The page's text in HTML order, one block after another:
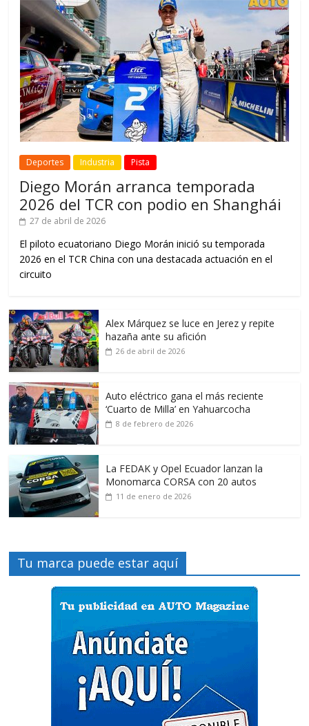
Deportes Industria Pista
Diego Morán arranca temporada
2026 del TCR con podio en Shanghái
27 de abril de 2026
El piloto ecuatoriano Diego Morán inició su temporada
2026 en el TCR China con una destacada actuación en el
circuito
Alex Márquez se luce en Jerez y repite
hazaña ante su afición
26 de abril de 2026
Auto eléctrico gana el más reciente
‘Cuarto de Milla’ en Yahuarcocha
8 de febrero de 2026
La FEDAK y Opel Ecuador lanzan la
Monomarca CORSA con 20 autos
11 de enero de 2026
Tu marca puede estar aquí